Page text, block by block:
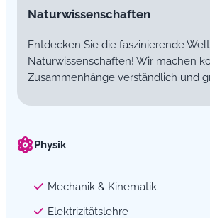
Naturwissenschaften
Entdecken Sie die faszinierende
Naturwissenschaften! Wir machen
Zusammenhänge verständlich und
Physik
Mechanik & Kinematik
Elektrizitätslehre